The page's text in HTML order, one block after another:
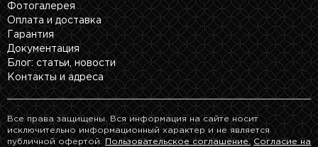
Фотогалерея
Оплата и доставка
Гарантия
Документация
Блог: cтатьи, новости
Контакты и адреса
Все права защищены. Вся информация на сайте носит
исключительно информационный характер и не является
публичной офертой.Пользовательское соглашение. Согласие на